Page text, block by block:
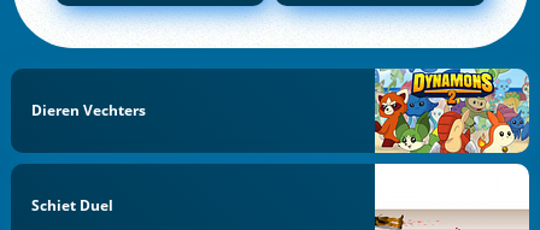
Dieren Vechters
Schiet Duel